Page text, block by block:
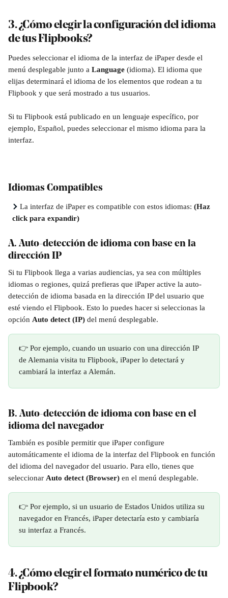
3. ¿Cómo elegir la configuración del idioma
de tus Flipbooks?
Puedes seleccionar el idioma de la interfaz de iPaper desde el
menú desplegable junto a Language (idioma). El idioma que
elijas determinará el idioma de los elementos que rodean a tu
Flipbook y que será mostrado a tus usuarios.
Si tu Flipbook está publicado en un lenguaje específico, por
ejemplo, Español, puedes seleccionar el mismo idioma para la
interfaz.
Idiomas Compatibles
La interfaz de iPaper es compatible con estos idiomas: (Haz
click para expandir)
A. Auto-detección de idioma con base en la
dirección IP
Si tu Flipbook llega a varias audiencias, ya sea con múltiples
idiomas o regiones, quizá prefieras que iPaper active la auto-
detección de idioma basada en la dirección IP del usuario que
esté viendo el Flipbook. Esto lo puedes hacer si seleccionas la
opción Auto detect (IP) del menú desplegable.
👉 Por ejemplo, cuando un usuario con una dirección IP
de Alemania visita tu Flipbook, iPaper lo detectará y
cambiará la interfaz a Alemán.
B. Auto-detección de idioma con base en el
idioma del navegador
También es posible permitir que iPaper configure
automáticamente el idioma de la interfaz del Flipbook en función
del idioma del navegador del usuario. Para ello, tienes que
seleccionar Auto detect (Browser) en el menú desplegable.
👉 Por ejemplo, si un usuario de Estados Unidos utiliza su
navegador en Francés, iPaper detectaría esto y cambiaría
su interfaz a Francés.
4. ¿Cómo elegir el formato numérico de tu
Flipbook?